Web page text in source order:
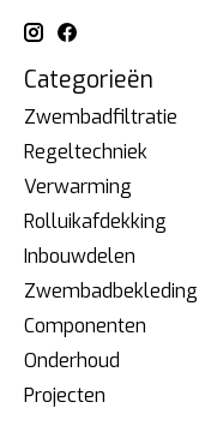
Categorieën
Zwembadfiltratie
Regeltechniek
Verwarming
Rolluikafdekking
Inbouwdelen
Zwembadbekleding
Componenten
Onderhoud
Projecten